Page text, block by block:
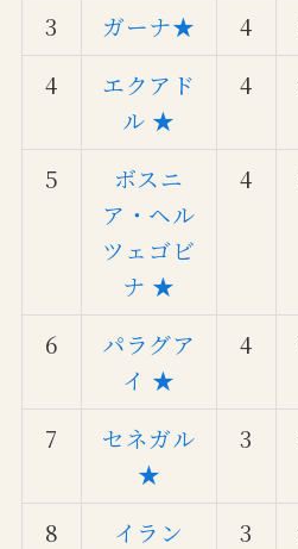
3 ガーナ★ 4
4
エクアド
ル ★
4
5
ボスニ
ア・ヘル
ツェゴビ
ナ ★
4
6
パラグア
イ ★
4
7
セネガル
★
3
8 イラン 3